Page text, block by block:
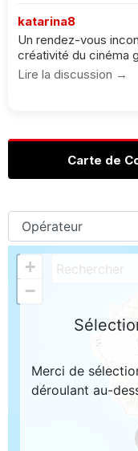
katarina8
Un rendez-vous
créativité du cinéma
Lire la discussion →
Carte de